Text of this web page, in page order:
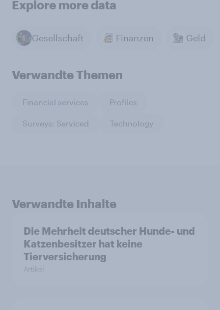
Explore more data
Gesellschaft Finanzen Geld
Verwandte Themen
Financial services Profiles
Surveys: Serviced Technology
Verwandte Inhalte
Die Mehrheit deutscher Hunde- und
Katzenbesitzer hat keine
Tierversicherung
Artikel